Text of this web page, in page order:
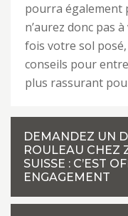
pourra également
n’aurez donc pas
fois votre sol
conseils pour
plus rassurant
DEMANDEZ UN
ROULEAU CHEZ
SUISSE : C’EST
ENGAGEMENT